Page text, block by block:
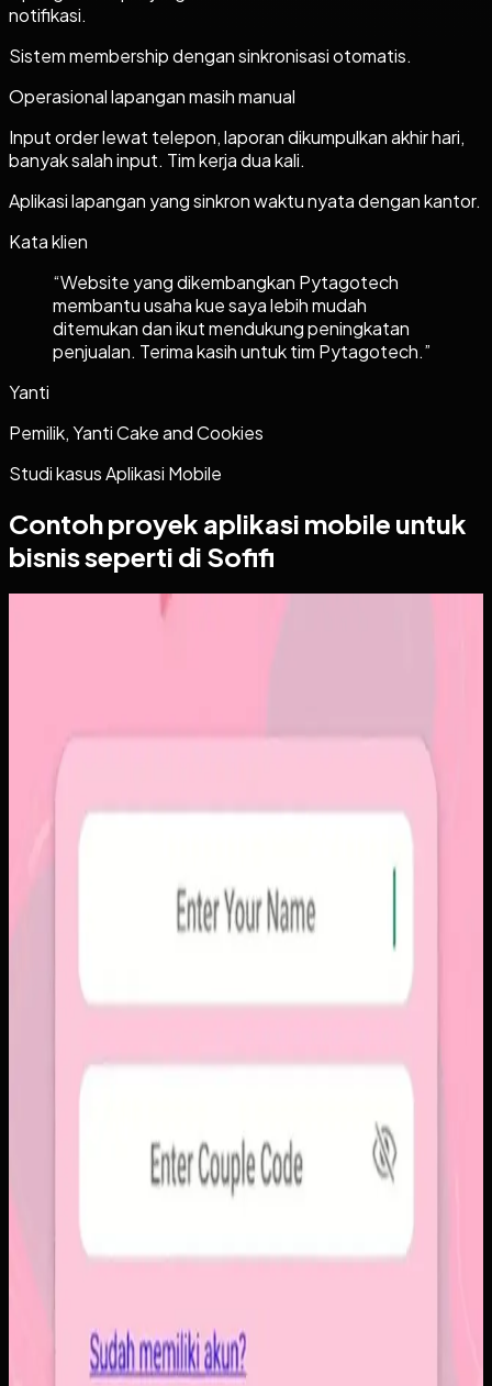
notifikasi.
Sistem membership dengan sinkronisasi otomatis.
Operasional lapangan masih manual
Input order lewat telepon, laporan dikumpulkan akhir hari,
banyak salah input. Tim kerja dua kali.
Aplikasi lapangan yang sinkron waktu nyata dengan kantor.
Kata klien
“Website yang dikembangkan Pytagotech
membantu usaha kue saya lebih mudah
ditemukan dan ikut mendukung peningkatan
penjualan. Terima kasih untuk tim Pytagotech.”
Yanti
Pemilik, Yanti Cake and Cookies
Studi kasusAplikasi Mobile
Contoh proyek aplikasi mobile untuk
bisnis seperti di Sofifi
Sebelumnya
Platform sosial umum sering membuat momen personal
tenggelam di antara konten publik, iklan, dan tekanan
untuk selalu tampil sempurna. Pengguna membutuhkan
Kami membangun aplikasi mobile dengan alur berbagi yang
ringkas, notifikasi cepat, dan arsip momen yang tersusun
rapi. Sistemnya dirancang untuk percakapan visual yang
lebih personal tanpa membawa beban feed publik.